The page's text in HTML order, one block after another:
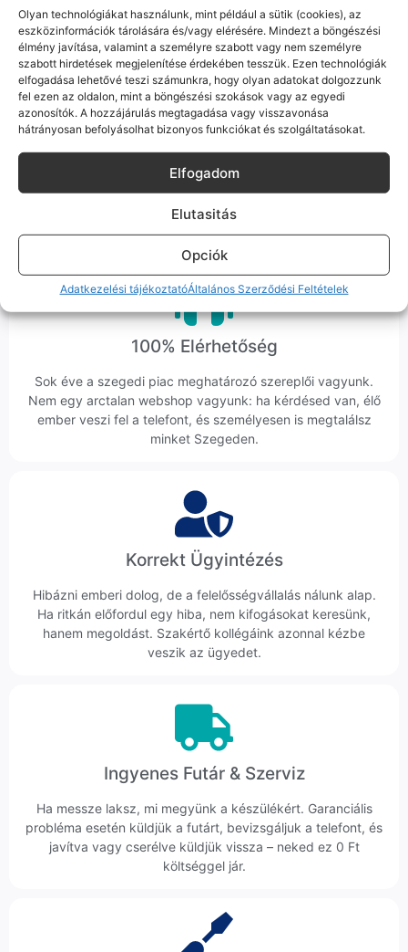
Olyan technológiákat használunk, mint például a sütik (cookies), az
eszközinformációk tárolására és/vagy elérésére. Mindezt a böngészési
élmény javítása, valamint a személyre szabott vagy nem személyre
szabott hirdetések megjelenítése érdekében tesszük. Ezen technológiák
elfogadása lehetővé teszi számunkra, hogy olyan adatokat dolgozzunk
fel ezen az oldalon, mint a böngészési szokások vagy az egyedi
azonosítók. A hozzájárulás megtagadása vagy visszavonása
hátrányosan befolyásolhat bizonyos funkciókat és szolgáltatásokat.
Elfogadom
Elutasitás
Opciók
Adatkezelési tájékoztatóÁltalános Szerződési Feltételek
Bizonyos esetekben gyári vagy prémium minőségű
alkatrészekre (pl. új akkumulátorra vagy kijelzőre)
cseréljük a régieket.
Ez mindig 100%-os, tesztelt állapotot jelent. iPhone-oknál
előfordulhat az "Ismeretlen alkatrész" jelzés, de ne aggódj, ez
csak a gyártó szoftveres üzenete – a telefonod ettől még
tökéletesen és hibátlanul teszi a dolgát! Ha valahol (pl. Samsung
S-széria) a gyárinál rosszabb minőségű az alkatrész, azt a
termékleírásban külön jelezzük neked.
100% Elérhetőség
Sok éve a szegedi piac meghatározó szereplői vagyunk.
Nem egy arctalan webshop vagyunk: ha kérdésed van, élő
ember veszi fel a telefont, és személyesen is megtalálsz
minket Szegeden.
Korrekt Ügyintézés
Hibázni emberi dolog, de a felelősségvállalás nálunk alap.
Ha ritkán előfordul egy hiba, nem kifogásokat keresünk,
hanem megoldást. Szakértő kollégáink azonnal kézbe
veszik az ügyedet.
Ingyenes Futár & Szerviz
Ha messze laksz, mi megyünk a készülékért. Garanciális
probléma esetén küldjük a futárt, bevizsgáljuk a telefont, és
javítva vagy cserélve küldjük vissza – neked ez 0 Ft
költséggel jár.